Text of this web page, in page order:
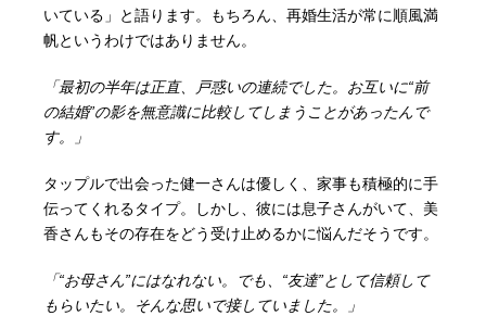
いている」と語ります。もちろん、再婚生活が常に順風満
帆というわけではありません。
「最初の半年は正直、戸惑いの連続でした。お互いに“前
の結婚”の影を無意識に比較してしまうことがあったんで
す。」
タップルで出会った健一さんは優しく、家事も積極的に手
伝ってくれるタイプ。しかし、彼には息子さんがいて、美
香さんもその存在をどう受け止めるかに悩んだそうです。
「“お母さん”にはなれない。でも、“友達”として信頼して
もらいたい。そんな思いで接していました。」